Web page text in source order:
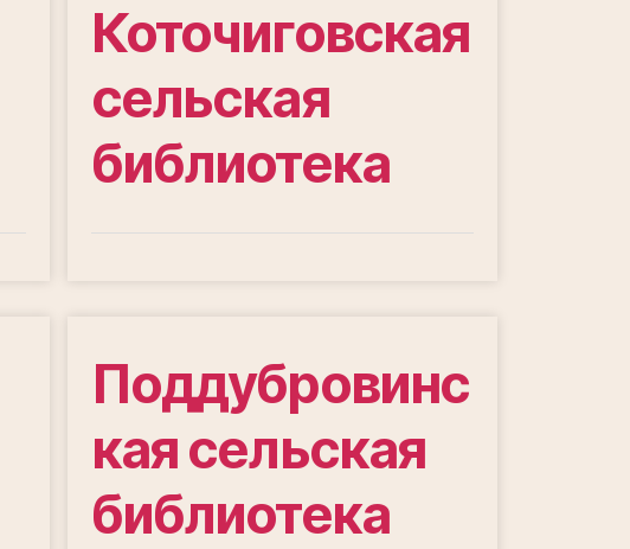
Коточиговская
сельская
библиотека
Поддубровинс
кая сельская
библиотека